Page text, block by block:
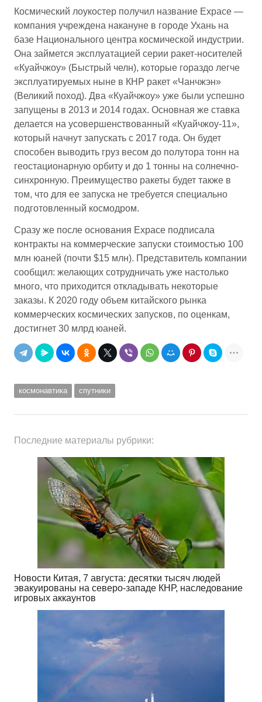
Космический лоукостер получил название Expace —
компания учреждена накануне в городе Ухань на
базе Национального центра космической индустрии.
Она займется эксплуатацией серии ракет-носителей
«Куайчжоу» (Быстрый челн), которые гораздо легче
эксплуатируемых ныне в КНР ракет «Чанчжэн»
(Великий поход). Два «Куайчжоу» уже были успешно
запущены в 2013 и 2014 годах. Основная же ставка
делается на усовершенствованный «Куайчжоу-11»,
который начнут запускать с 2017 года. Он будет
способен выводить груз весом до полутора тонн на
геостационарную орбиту и до 1 тонны на солнечно-
синхронную. Преимущество ракеты будет также в
том, что для ее запуска не требуется специально
подготовленный космодром.
Сразу же после основания Expace подписала
контракты на коммерческие запуски стоимостью 100
млн юаней (почти $15 млн). Представитель компании
сообщил: желающих сотрудничать уже настолько
много, что приходится откладывать некоторые
заказы. К 2020 году объем китайского рынка
коммерческих космических запусков, по оценкам,
достигнет 30 млрд юаней.
космонавтика спутники
Последние материалы рубрики:
Новости Китая, 7 августа: десятки тысяч людей
эвакуированы на северо-западе КНР, наследование
игровых аккаунтов